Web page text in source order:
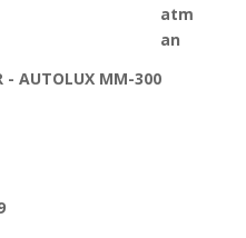
- AUTOLUX MM-300